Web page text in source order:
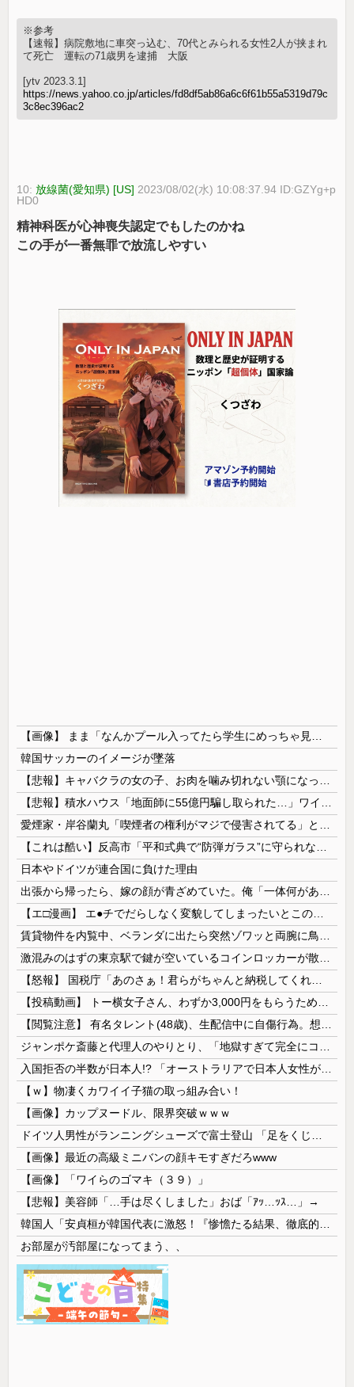
※参考
【速報】病院敷地に車突っ込む、70代とみられる女性2人が挟まれ
て死亡 運転の71歳男を逮捕 大阪
[ytv 2023.3.1]
https://news.yahoo.co.jp/articles/fd8df5ab86a6c6f61b55a5319d79c
3c8ec396ac2
10:放線菌(愛知県) [US] 2023/08/02(水) 10:08:37.94 ID:GZYg+p
HD0
精神科医が心神喪失認定でもしたのかね
この手が一番無罪で放流しやすい
韓国サッカーのイメージが墜落
日本やドイツが連合国に負けた理由
【ｗ】物凄くカワイイ子猫の取っ組み合い！
【画像】カップヌードル、限界突破ｗｗｗ
【画像】最近の高級ミニバンの顔キモすぎだろwww
【画像】「ワイらのゴマキ（３９）」
【悲報】美容師「…手は尽くしました」おば「ｱｯ…ｯｽ…」→
お部屋が汚部屋になってまう、、